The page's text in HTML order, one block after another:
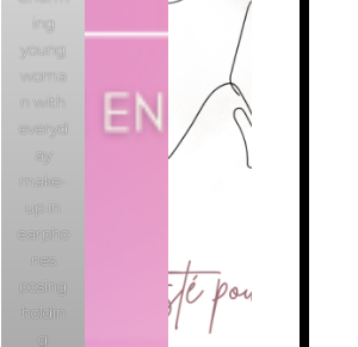
ing
young
woma
n with
everyd
ay
make-
up in
earpho
nes
posing
holdin
g